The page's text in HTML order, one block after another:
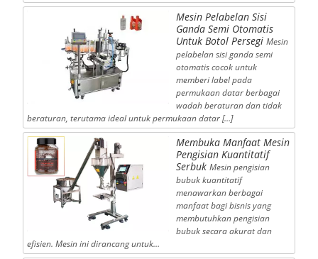
Mesin Pelabelan Sisi
Ganda Semi Otomatis
Untuk Botol Persegi Mesin
pelabelan sisi ganda semi
otomatis cocok untuk
memberi label pada
permukaan datar berbagai
wadah beraturan dan tidak
beraturan, terutama ideal untuk permukaan datar […]
Membuka Manfaat Mesin
Pengisian Kuantitatif
Serbuk Mesin pengisian
bubuk kuantitatif
menawarkan berbagai
manfaat bagi bisnis yang
membutuhkan pengisian
bubuk secara akurat dan
efisien. Mesin ini dirancang untuk…